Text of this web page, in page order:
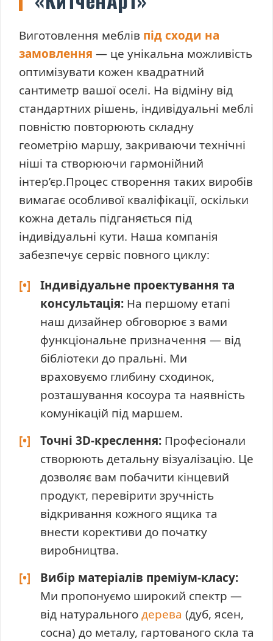
Виготовлення меблів під сходи на
замовлення — це унікальна можливість
оптимізувати кожен квадратний
сантиметр вашої оселі. На відміну від
стандартних рішень, індивідуальні меблі
повністю повторюють складну
геометрію маршу, закриваючи технічні
ніші та створюючи гармонійний
інтер’єр.Процес створення таких виробів
вимагає особливої кваліфікації, оскільки
кожна деталь підганяється під
індивідуальні кути. Наша компанія
забезпечує сервіс повного циклу:
[•]
Індивідуальне проектування та
консультація: На першому етапі
наш дизайнер обговорює з вами
функціональне призначення — від
бібліотеки до пральні. Ми
враховуємо глибину сходинок,
розташування косоура та наявність
комунікацій під маршем.
[•]
Точні 3D-креслення: Професіонали
створюють детальну візуалізацію. Це
дозволяє вам побачити кінцевий
продукт, перевірити зручність
відкривання кожного ящика та
внести корективи до початку
виробництва.
[•]
Вибір матеріалів преміум-класу:
Ми пропонуємо широкий спектр —
від натуральногодерева (дуб, ясен,
сосна) до металу, гартованого скла та